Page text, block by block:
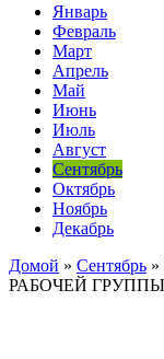
Январь
Февраль
Март
Апрель
Май
Июнь
Июль
Август
Сентябрь
Октябрь
Ноябрь
Декабрь
Домой » Сентябрь »
РАБОЧЕЙ ГРУППЫ